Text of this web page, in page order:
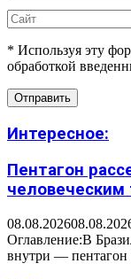
* Используя эту
обработкой
Интересное:
Пентагон
человеческим
08.08.2026
Оглавление:В
внутри — пентагон